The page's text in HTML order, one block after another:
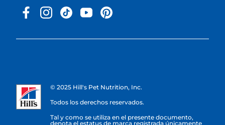
© 2025 Hill's Pet Nutrition, Inc.
Todos los derechos reservados.
Tal y como se utiliza en el presente documento,
denota el estatus de marca registrada únicamente